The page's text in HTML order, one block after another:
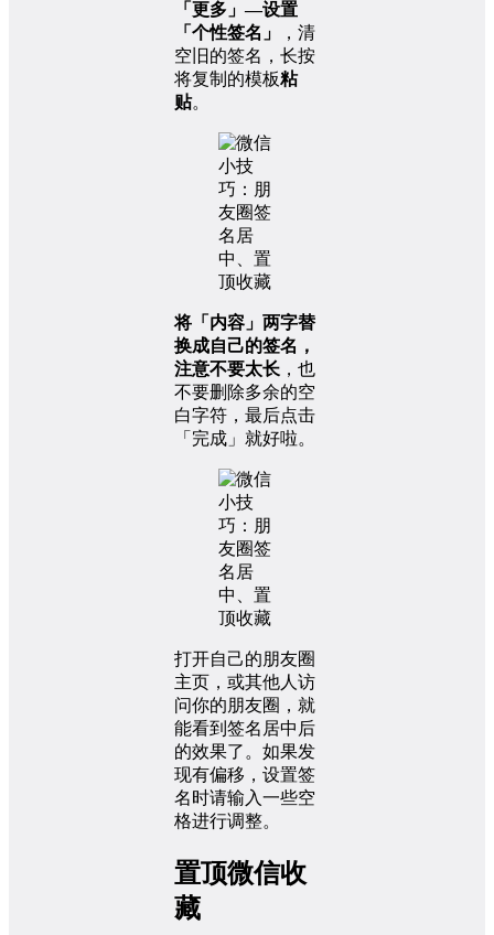
「更多」—设置
「个性签名」
，清
空旧的签名，长按
将复制的模板粘
贴。
将「内容」两字替
换成自己的签名，
注意不要太长 ，也
不要删除多余的空
白字符，最后点击
「完成」就好啦。
打开自己的朋友圈
主页，或其他人访
问你的朋友圈，就
能看到签名居中后
的效果了。如果发
现有偏移，设置签
名时请输入一些空
格进行调整。
置顶微信收
藏